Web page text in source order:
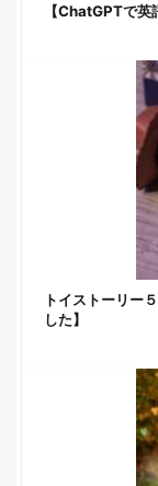
【ChatGPTで
トイストーリー
した】